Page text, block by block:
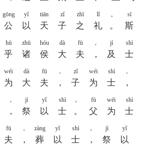
gōng
公
yǐ
以
tiān
天
zǐ
子
zhī
之
lǐ
礼
。
。
sī
斯
hū
乎
zhū
诸
hóu
侯
dà
大
fū
夫
，
，
jí
及
shì
士
wéi
为
dà
大
fū
夫
，
，
zǐ
子
wéi
为
shì
士
，
，
，
，
jì
祭
yǐ
以
shì
士
。
。
fù
父
wéi
为
shì
士
fū
夫
，
，
zàng
葬
yǐ
以
shì
士
，
，
jì
祭
yǐ
以